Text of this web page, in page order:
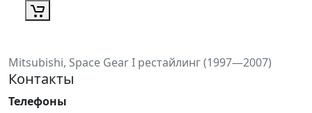
Mitsubishi, Space Gear I рестайлинг (1997—2007)
Контакты
Телефоны